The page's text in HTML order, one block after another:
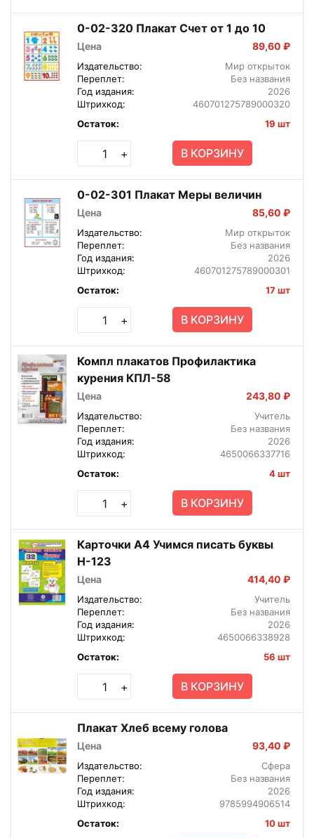
0-02-320 Плакат Счет от 1 до 10
Цена 89,60 ₽
Издательство:
Мир открыток
Переплет:
Без названия
Год издания:
2026
Штрихкод:
460701275789000320
Остаток:
19 шт
+ В КОРЗИНУ
0-02-301 Плакат Меры величин
Цена 85,60 ₽
Издательство:
Мир открыток
Переплет:
Без названия
Год издания:
2026
Штрихкод:
460701275789000301
Остаток:
17 шт
+ В КОРЗИНУ
Компл плакатов Профилактика
курения КПЛ-58
Цена 243,80 ₽
Издательство:
Учитель
Переплет:
Без названия
Год издания:
2026
Штрихкод:
4650066337716
Остаток:
4 шт
+ В КОРЗИНУ
Карточки А4 Учимся писать буквы
Н-123
Цена 414,40 ₽
Издательство:
Учитель
Переплет:
Без названия
Год издания:
2026
Штрихкод:
4650066338928
Остаток:
56 шт
+ В КОРЗИНУ
Плакат Хлеб всему голова
Цена 93,40 ₽
Издательство:
Сфера
Переплет:
Без названия
Год издания:
2026
Штрихкод:
9785994906514
Остаток:
10 шт